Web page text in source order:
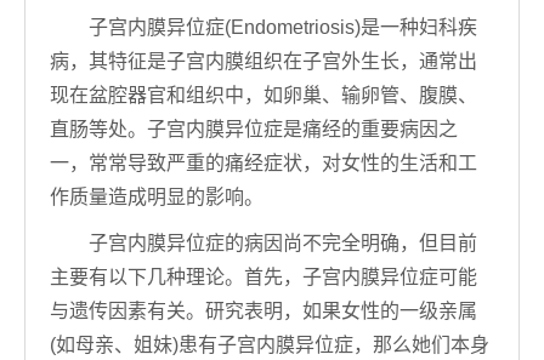
子宫内膜异位症(Endometriosis)是一种妇科疾
病，其特征是子宫内膜组织在子宫外生长，通常出
现在盆腔器官和组织中，如卵巢、输卵管、腹膜、
直肠等处。子宫内膜异位症是痛经的重要病因之
一，常常导致严重的痛经症状，对女性的生活和工
作质量造成明显的影响。
子宫内膜异位症的病因尚不完全明确，但目前
主要有以下几种理论。首先，子宫内膜异位症可能
与遗传因素有关。研究表明，如果女性的一级亲属
(如母亲、姐妹)患有子宫内膜异位症，那么她们本身